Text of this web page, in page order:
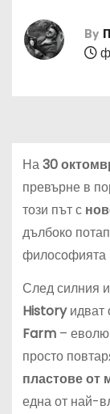
By
На30
превърне в
този път с
дълбоко
философията
След силния
Historyидват
Farm–
просто
пластове от
една от най-